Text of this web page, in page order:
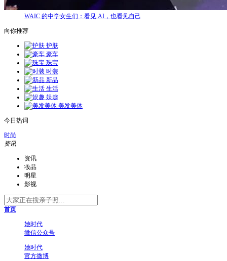
WAIC 的中学女生们：看见 AI，也看见自己
向你推荐
护肤
豪车
珠宝
时装
新品
生活
娱趣
美发美体
今日热词
时尚
资讯
资讯
妆品
明星
影视
首页
她时代
微信公众号
她时代
官方微博